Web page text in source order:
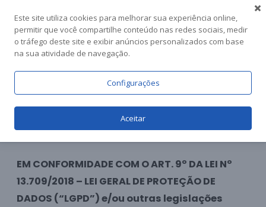
Pular
para
POLÍTICA DE
PRIVACIDADE
EM CONFORMIDADE COM O ART. 9º DA LEI Nº
13.709/2018 – LEI GERAL DE PROTEÇÃO DE
DADOS (“LGPD”) e/ou outras legislações
Este site utiliza cookies para melhorar sua experiência online,
permitir que você compartilhe conteúdo nas redes sociais, medir
o tráfego deste site e exibir anúncios personalizados com base
na sua atividade de navegação.
Configurações
Aceitar